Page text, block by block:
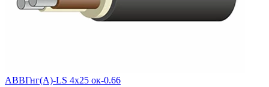
АВВГнг(А)-LS 4х25 ок-0.66